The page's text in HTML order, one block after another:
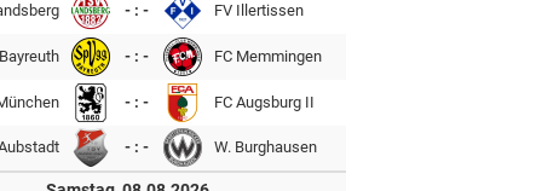
- : - FV Illertissen
- : - FC Memmingen
- : - FC Augsburg II
- : - W. Burghausen